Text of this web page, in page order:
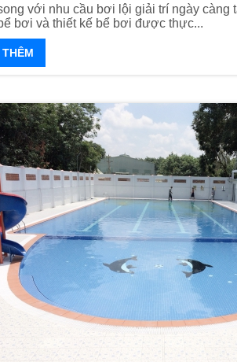
với nhu cầu bơi lội giải trí ngày càng
bơi và thiết kế bể bơi được thực...